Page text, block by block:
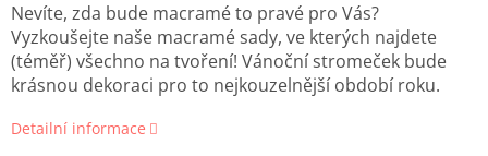
Nevíte, zda bude macramé to pravé pro Vás?
Vyzkoušejte naše macramé sady, ve kterých najdete
(téměř) všechno na tvoření! Vánoční stromeček bude
krásnou dekoraci pro to nejkouzelnější období roku.
Detailní informace